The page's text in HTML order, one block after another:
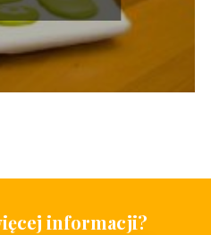
informacji?